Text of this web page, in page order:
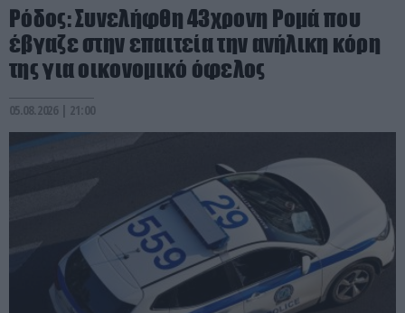
Ρόδος: Συνελήφθη 43χρονη Ρομά που
έβγαζε στην επαιτεία την ανήλικη κόρη
της για οικονομικό όφελος
05.08.2026 | 21:00